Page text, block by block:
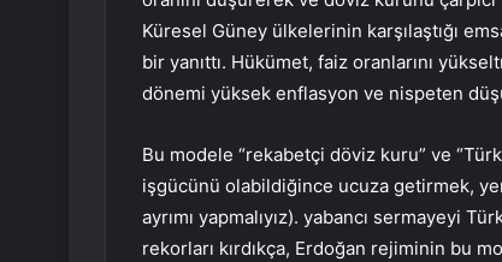
Küresel Güney ülkelerinin karşılaştığı
bir yanıttı. Hükümet, faiz oranlarını
dönemi yüksek enflasyon ve nispeten
Bu modele “rekabetçi döviz kuru” ve
işgücünü olabildiğince ucuza getirmek,
ayrımı yapmalıyız). yabancı sermayeyi
rekorları kırdıkça, Erdoğan rejiminin bu